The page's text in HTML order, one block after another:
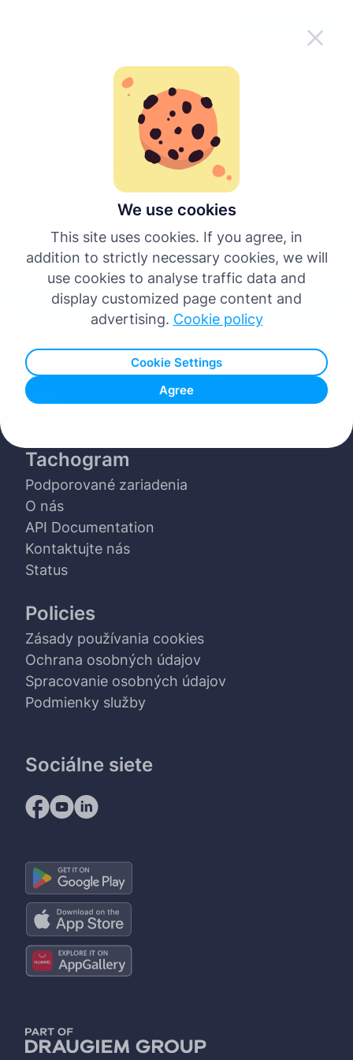
We use cookies
This site uses cookies. If you agree, in
addition to strictly necessary cookies, we will
use cookies to analyse traffic data and
display customized page content and
advertising. Cookie policy
Cookie Settings
Agree
Français
Italiano
Ďakujeme za prihlásenie na
odber!
Toto je potvrdenie, že ste sa teraz prihlásili na odber
blogu Tachogram! Budete dostávať e-maily o najnovšom
obsahu - prípadové štúdie, trhové trendy, aktualizácie
predpisov a ďalšie.
Prejdi na blog
Tachogram
Podporované zariadenia
O nás
API Documentation
Kontaktujte nás
Status
Policies
Zásady používania cookies
Ochrana osobných údajov
Spracovanie osobných údajov
Podmienky služby
Sociálne siete